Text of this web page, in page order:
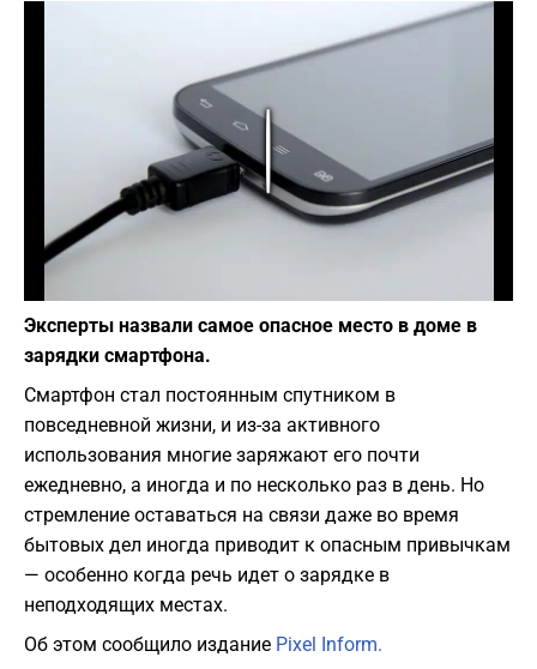
Play
Эксперты назвали самое опасное место в доме в
зарядки смартфона.
Смартфон стал постоянным спутником в
повседневной жизни, и из-за активного
использования многие заряжают его почти
ежедневно, а иногда и по несколько раз в день. Но
стремление оставаться на связи даже во время
бытовых дел иногда приводит к опасным привычкам
— особенно когда речь идет о зарядке в
неподходящих местах.
Об этом сообщило издание Pixel Inform.